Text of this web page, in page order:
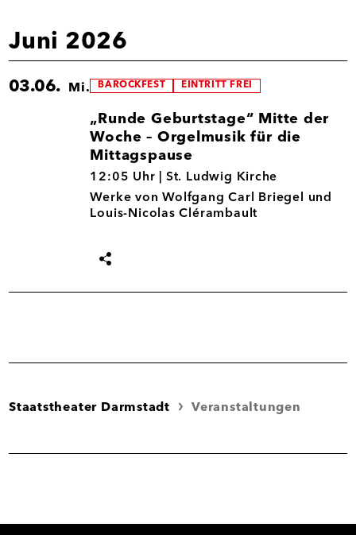
Juni 2026
03.06. Mi. BAROCKFEST EINTRITT FREI
„Runde Geburtstage“ Mitte der
Woche – Orgelmusik für die
Mittagspause
03.06.
12:05 Uhr |
St. Ludwig Kirche
Werke von Wolfgang Carl Briegel und
Louis-Nicolas Clérambault
Termin
Staatstheater Darmstadt Veranstaltungen